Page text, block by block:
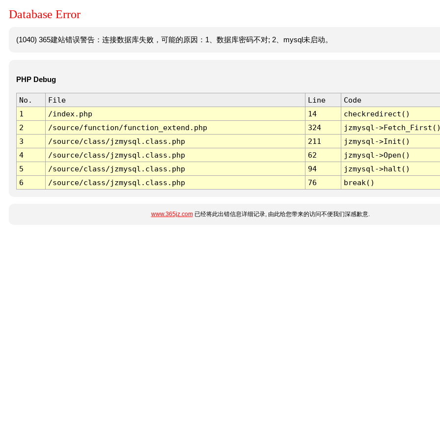
Database Error
(1040) 365建站错误警告：连接数据库失败，可能的原因：1、数据库密码不对; 2、mysql未启动。
PHP Debug
No. File Line
Code
1
/index.php 14
checkredirect()
2
/source/function/function_extend.php 324
jzmysql-
3
/source/class/jzmysql.class.php 211
jzmysql->Init()
4
/source/class/jzmysql.class.php 62
jzmysql->Open()
5
/source/class/jzmysql.class.php 94
jzmysql->halt()
6
/source/class/jzmysql.class.php 76 break()
www.365jz.com已经将此出错信息详细记录, 由此给您带来的访问不便我们深感歉意.